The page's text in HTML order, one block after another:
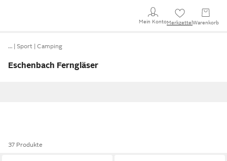
Mein KontoMerkzettel Warenkorb
… Sport Camping
Eschenbach Ferngläser
37 Produkte